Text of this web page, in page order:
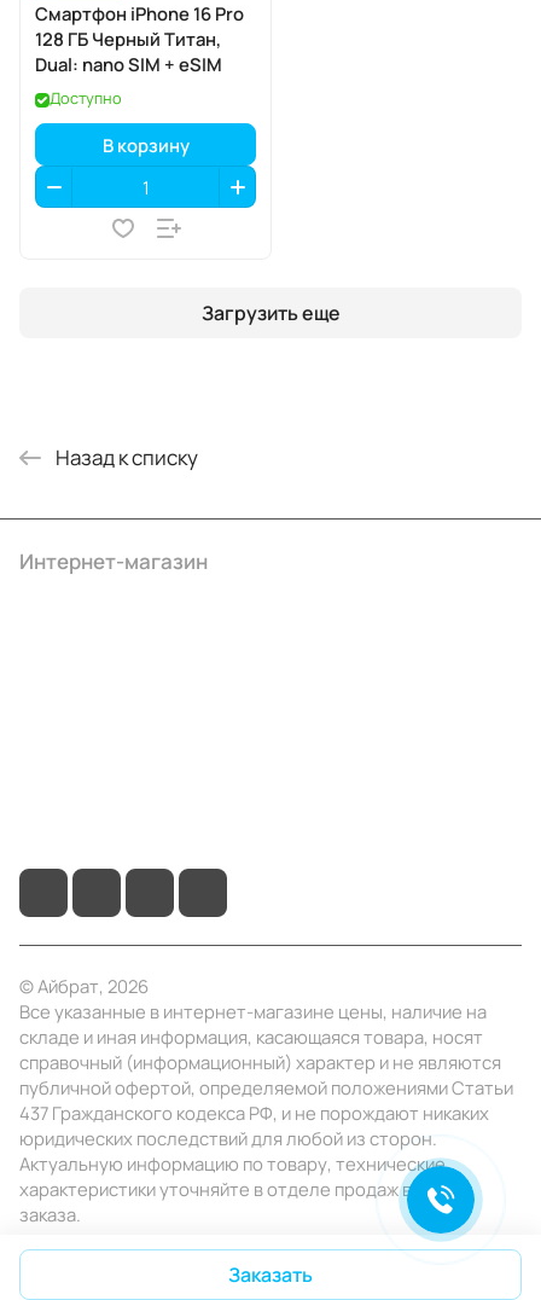
Заказать
Смартфон iPhone 16 Pro
128 ГБ Черный Титан,
Dual: nano SIM + eSIM
Доступно
В корзину
Загрузить еще
Назад к списку
Интернет-магазин
© Айбрат, 2026
Все указанные в интернет-магазине цены, наличие на
складе и иная информация, касающаяся товара, носят
справочный (информационный) характер и не являются
публичной офертой, определяемой положениями Статьи
437 Гражданского кодекса РФ, и не порождают никаких
юридических последствий для любой из сторон.
Актуальную информацию по товару, технические
характеристики уточняйте в отделе продаж в день
заказа.
Конфиденциальность